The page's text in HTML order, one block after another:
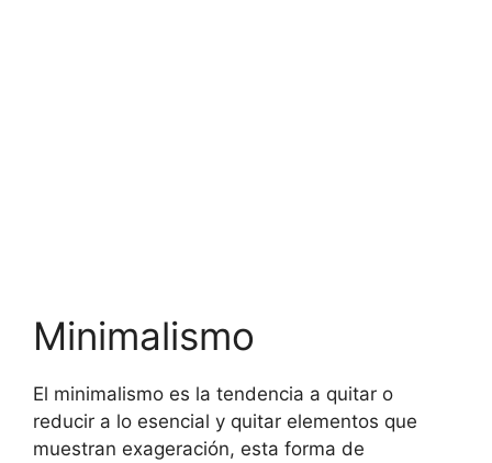
Minimalismo
El minimalismo es la tendencia a quitar o
reducir a lo esencial y quitar elementos que
muestran exageración, esta forma de